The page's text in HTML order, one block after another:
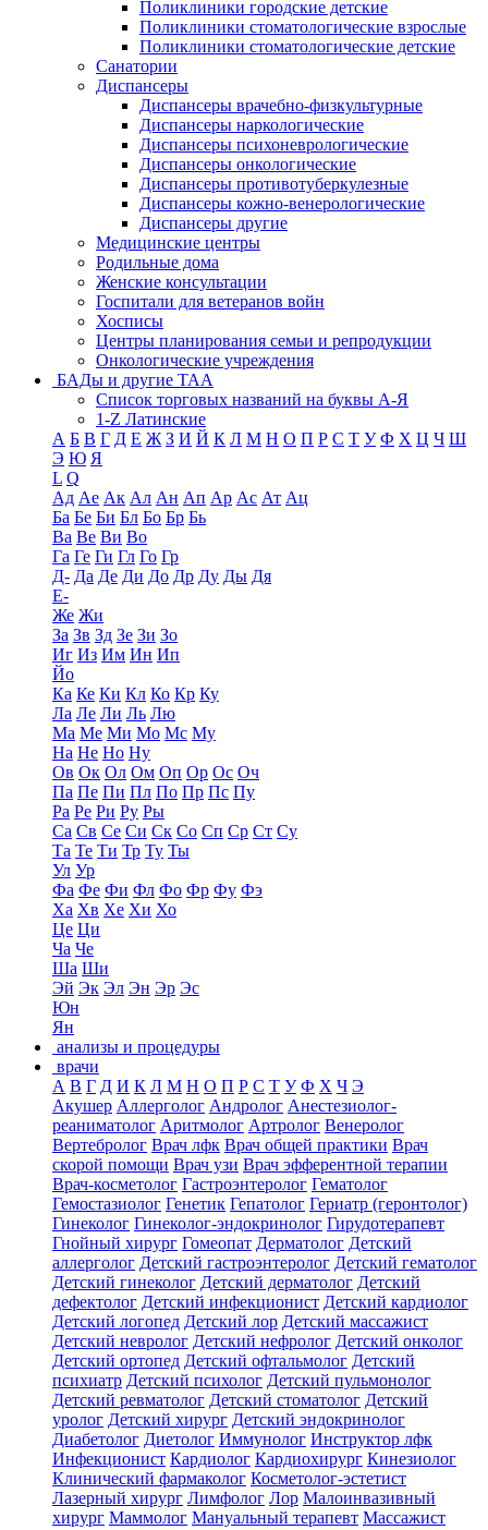
Поликлиники городские детские
Поликлиники стоматологические взрослые
Поликлиники стоматологические детские
Санатории
Диспансеры
Диспансеры врачебно-физкультурные
Диспансеры наркологические
Диспансеры психоневрологические
Диспансеры онкологические
Диспансеры противотуберкулезные
Диспансеры кожно-венерологические
Диспансеры другие
Медицинские центры
Родильные дома
Женские консультации
Госпитали для ветеранов войн
Хосписы
Центры планирования семьи и репродукции
Онкологические учреждения
БАДы и другие ТАА
Список торговых названий на буквы А-Я
1-Z Латинские
А Б В Г Д Е Ж З И Й К Л М Н О П Р С Т У Ф Х Ц Ч Ш
Э Ю Я
L Q
Ад Ае Ак Ал Ан Ап Ар Ас Ат Ац
Ба Бе Би Бл Бо Бр Бь
Ва Ве Ви Во
Га Ге Ги Гл Го Гр
Д- Да Де Ди До Др Ду Ды Дя
Е-
Же Жи
За Зв Зд Зе Зи Зо
Иг Из Им Ин Ип
Йо
Ка Ке Ки Кл Ко Кр Ку
Ла Ле Ли Ль Лю
Ма Ме Ми Мо Мс Му
На Не Но Ну
Ов Ок Ол Ом Оп Ор Ос Оч
Па Пе Пи Пл По Пр Пс Пу
Ра Ре Ри Ру Ры
Са Св Се Си Ск Со Сп Ср Ст Су
Та Те Ти Тр Ту Ты
Ул Ур
Фа Фе Фи Фл Фо Фр Фу Фэ
Ха Хв Хе Хи Хо
Це Ци
Ча Че
Ша Ши
Эй Эк Эл Эн Эр Эс
Юн
Ян
анализы и процедуры
врачи
А В Г Д И К Л М Н О П Р С Т У Ф Х Ч Э
Акушер Аллерголог Андролог Анестезиолог-
реаниматолог Аритмолог Артролог Венеролог
Вертебролог Врач лфк Врач общей практики Врач
скорой помощи Врач узи Врач эфферентной терапии
Врач-косметолог Гастроэнтеролог Гематолог
Гемостазиолог Генетик Гепатолог Гериатр (геронтолог)
Гинеколог Гинеколог-эндокринолог Гирудотерапевт
Гнойный хирург Гомеопат Дерматолог Детский
аллерголог Детский гастроэнтеролог Детский гематолог
Детский гинеколог Детский дерматолог Детский
дефектолог Детский инфекционист Детский кардиолог
Детский логопед Детский лор Детский массажист
Детский невролог Детский нефролог Детский онколог
Детский ортопед Детский офтальмолог Детский
психиатр Детский психолог Детский пульмонолог
Детский ревматолог Детский стоматолог Детский
уролог Детский хирург Детский эндокринолог
Диабетолог Диетолог Иммунолог Инструктор лфк
Инфекционист Кардиолог Кардиохирург Кинезиолог
Клинический фармаколог Косметолог-эстетист
Лазерный хирург Лимфолог Лор Малоинвазивный
хирург Маммолог Мануальный терапевт Массажист